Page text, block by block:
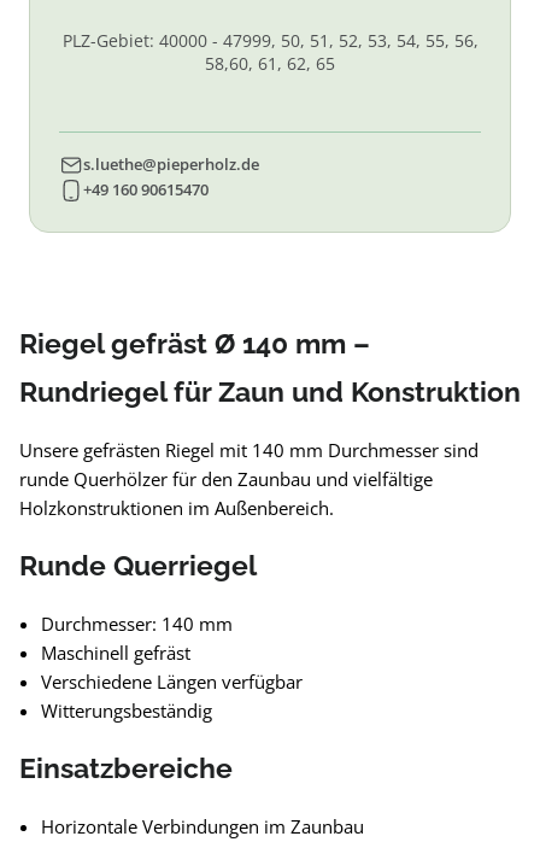
PLZ-Gebiet: 40000 - 47999, 50, 51, 52, 53, 54, 55, 56,
58,60, 61, 62, 65
s.luethe@pieperholz.de
+49 160 90615470
Riegel gefräst Ø 140 mm –
Rundriegel für Zaun und Konstruktion
Unsere gefrästen Riegel mit 140 mm Durchmesser sind
runde Querhölzer für den Zaunbau und vielfältige
Holzkonstruktionen im Außenbereich.
Runde Querriegel
Durchmesser: 140 mm
Maschinell gefräst
Verschiedene Längen verfügbar
Witterungsbeständig
Einsatzbereiche
Horizontale Verbindungen im Zaunbau